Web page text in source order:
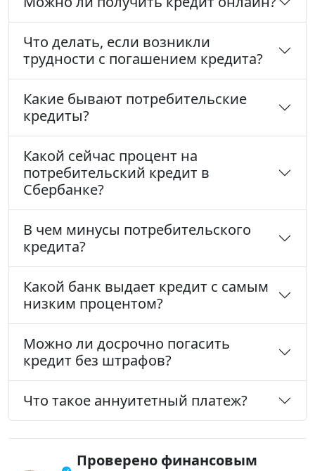
Что делать, если возникли
трудности с погашением кредита?
Какие бывают потребительские
кредиты?
Какой сейчас процент на
потребительский кредит в
Сбербанке?
В чем минусы потребительского
кредита?
Какой банк выдает кредит с самым
низким процентом?
Можно ли досрочно погасить
кредит без штрафов?
Что такое аннуитетный платеж?
Проверено финансовым